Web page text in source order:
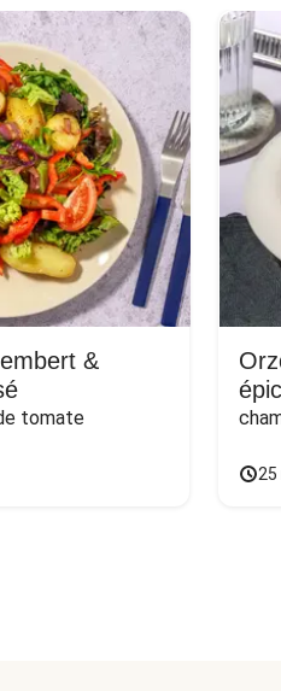
&
tomate